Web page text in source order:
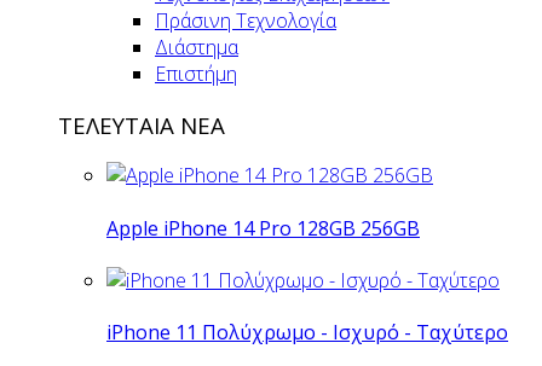
Πράσινη Τεχνολογία
Διάστημα
Επιστήμη
ΤΕΛΕΥΤΑΙΑ ΝΕΑ
Apple iPhone 14 Pro 128GB 256GB
iPhone 11 Πολύχρωμο - Ισχυρό - Ταχύτερο